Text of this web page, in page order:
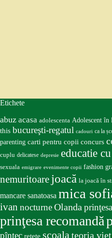
Etichete
abuz acasa adolescenta Adolescent în
this bucureşti-regatul cadouri ca la
parenting carti pentru copii concurs
cuplu delicatese depresie educatie
sexuala emigrare evenimente copii fashion
nemuritoare joacă la joacă în
mancare sanatoasa mica
ivan nocturneOlanda
prinţesa recomandă
pîntec retete scoala teoria